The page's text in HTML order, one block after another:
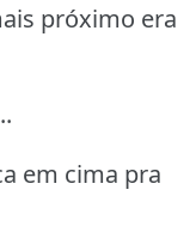
próximo era
em cima pra